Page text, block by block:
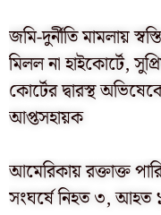
জমি-দুর্নীতি মামলায় স্বস্তি
মিলল না হাইকোর্টে,
কোর্টের দ্বারস্থ
আপ্তসহায়ক
আমেরিকায় রক্তাক্ত
সংঘর্ষে নিহত ৩, আহত